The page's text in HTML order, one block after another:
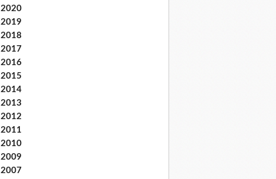
2020
2019
2018
2017
2016
2015
2014
2013
2012
2011
2010
2009
2007